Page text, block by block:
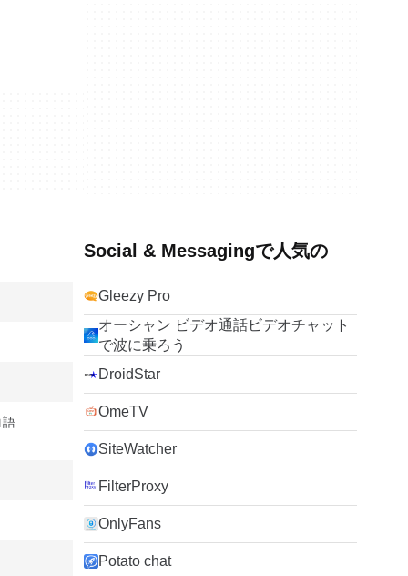
語
Social & Messagingで人気の
Gleezy Pro
オーシャン ビデオ通話ビデオチャット
で波に乗ろう
DroidStar
OmeTV
SiteWatcher
FilterProxy
OnlyFans
Potato chat